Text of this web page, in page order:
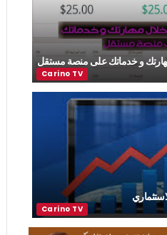
و خدماتك على منصة مستقل